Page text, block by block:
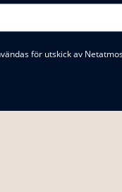
för utskick av